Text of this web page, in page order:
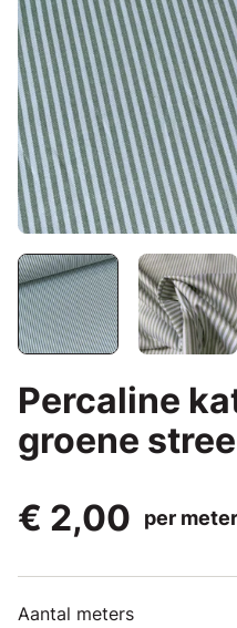
Percaline
groene
€ 2,00
per meter
Aantal meters